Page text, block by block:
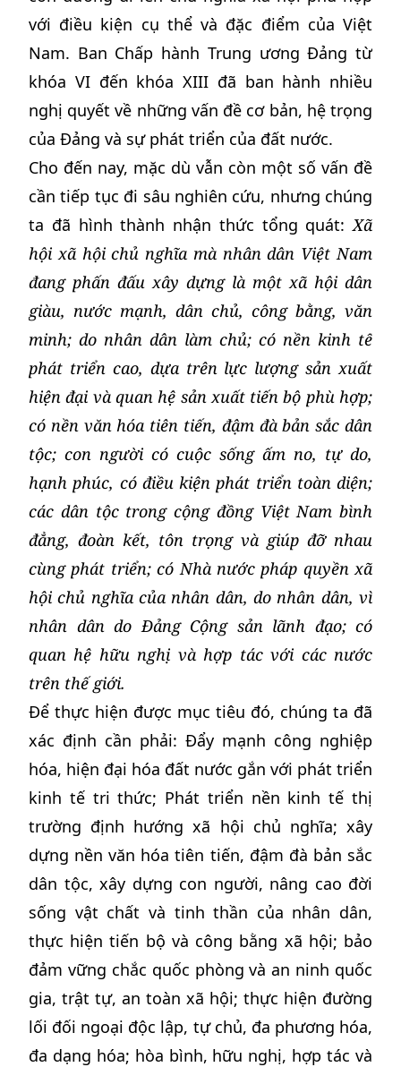
với điều kiện cụ thể và đặc điểm của Việt
Nam. Ban Chấp hành Trung ương Đảng từ
khóa VI đến khóa XIII đã ban hành nhiều
nghị quyết về những vấn đề cơ bản, hệ trọng
của Đảng và sự phát triển của đất nước.
Cho đến nay, mặc dù vẫn còn một số vấn đề
cần tiếp tục đi sâu nghiên cứu, nhưng chúng
ta đã hình thành nhận thức tổng quát:Xã
hội xã hội chủ nghĩa mà nhân dân Việt Nam
đang phấn đấu xây dựng là một xã hội dân
giàu, nước mạnh, dân chủ, công bằng, văn
minh; do nhân dân làm chủ; có nền kinh tế
phát triển cao, dựa trên lực lượng sản xuất
hiện đại và quan hệ sản xuất tiến bộ phù hợp;
có nền văn hóa tiên tiến, đậm đà bản sắc dân
tộc; con người có cuộc sống ấm no, tự do,
hạnh phúc, có điều kiện phát triển toàn diện;
các dân tộc trong cộng đồng Việt Nam bình
đẳng, đoàn kết, tôn trọng và giúp đỡ nhau
cùng phát triển; có Nhà nước pháp quyền xã
hội chủ nghĩa của nhân dân, do nhân dân, vì
nhân dân do Đảng Cộng sản lãnh đạo; có
quan hệ hữu nghị và hợp tác với các nước
trên thế giới.
Để thực hiện được mục tiêu đó, chúng ta đã
xác định cần phải: Đẩy mạnh công nghiệp
hóa, hiện đại hóa đất nước gắn với phát triển
kinh tế tri thức; Phát triển nền kinh tế thị
trường định hướng xã hội chủ nghĩa; xây
dựng nền văn hóa tiên tiến, đậm đà bản sắc
dân tộc, xây dựng con người, nâng cao đời
sống vật chất và tinh thần của nhân dân,
thực hiện tiến bộ và công bằng xã hội; bảo
đảm vững chắc quốc phòng và an ninh quốc
gia, trật tự, an toàn xã hội; thực hiện đường
lối đối ngoại độc lập, tự chủ, đa phương hóa,
đa dạng hóa; hòa bình, hữu nghị, hợp tác và